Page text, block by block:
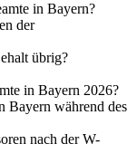
in Bayern?
der
übrig?
in Bayern 2026?
Bayern während des
nach der W-